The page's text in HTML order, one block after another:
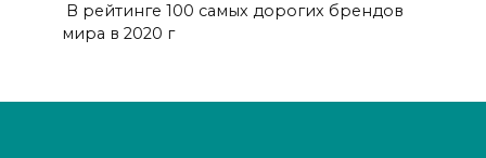
В рейтинге 100 самых дорогих брендов
мира в 2020 г